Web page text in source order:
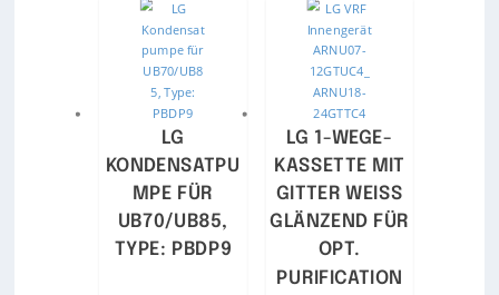
LG
KONDENSATPU
MPE FÜR
UB70/UB85,
TYPE: PBDP9
LG 1-WEGE-
KASSETTE MIT
GITTER WEISS
GLÄNZEND FÜR
OPT.
PURIFICATION